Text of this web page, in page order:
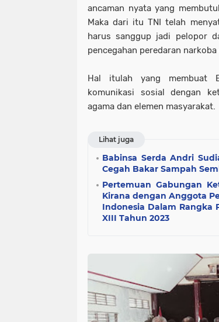
ancaman nyata yang
Maka dari itu TNI telah
harus sanggup jadi pelopor
pencegahan peredaran
Hal itulah yang membuat
komunikasi sosial dengan
agama dan elemen masyarakat.
Lihat juga
Babinsa Serda Andri
Cegah Bakar Sampah
Pertemuan Gabungan
Kirana dengan Anggota
Indonesia Dalam Rangka
XIII Tahun 2023